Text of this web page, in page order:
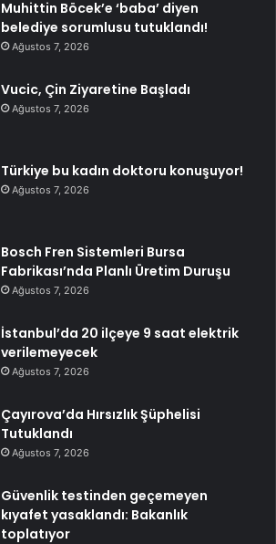
Muhittin Böcek’e ‘baba’ diyen
belediye sorumlusu tutuklandı!
Ağustos 7, 2026
Vucic, Çin Ziyaretine Başladı
Ağustos 7, 2026
Türkiye bu kadın doktoru konuşuyor!
Ağustos 7, 2026
Bosch Fren Sistemleri Bursa
Fabrikası’nda Planlı Üretim Duruşu
Ağustos 7, 2026
İstanbul’da 20 ilçeye 9 saat elektrik
verilemeyecek
Ağustos 7, 2026
Çayırova’da Hırsızlık Şüphelisi
Tutuklandı
Ağustos 7, 2026
Güvenlik testinden geçemeyen
kıyafet yasaklandı: Bakanlık
toplatıyor